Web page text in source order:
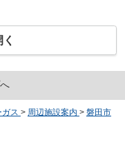
ス > 周辺施設案内 > 磐田市